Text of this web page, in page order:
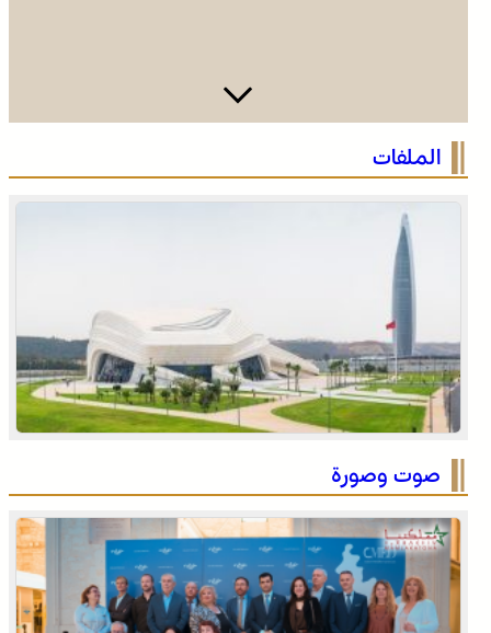
الرباط في صيف سياحي استثنائي .. ارتفاع الإقبال ينعش القطاع
الفندقي
التفاصيل الكاملة لاقتحام ولي العهد مياه سبتة المحتلة على
الملفات
صوت وصورة